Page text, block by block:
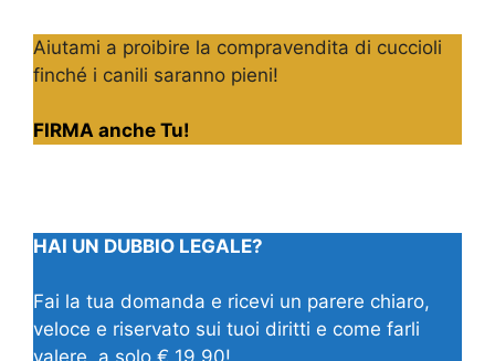
Aiutami a proibire la compravendita di cuccioli
finché i canili saranno pieni!
FIRMA anche Tu!
HAI UN DUBBIO LEGALE?
Fai la tua domanda e ricevi un parere chiaro,
veloce e riservato sui tuoi diritti e come farli